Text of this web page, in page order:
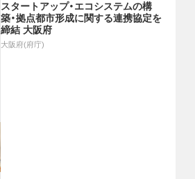
スタートアップ・エコシステムの構
築・拠点都市形成に関する連携協定を
締結 大阪府
大阪府(府庁)